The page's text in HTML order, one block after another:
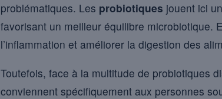
problématiques. Les probiotiques jouent ici
favorisant un meilleur équilibre microbiotique.
l’inflammation et améliorer la digestion des
Toutefois, face à la multitude de probiotiques
conviennent spécifiquement aux personnes